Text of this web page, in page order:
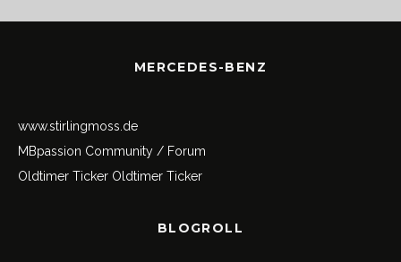
MERCEDES-BENZ
www.stirlingmoss.de
MBpassion Community / Forum
Oldtimer Ticker Oldtimer Ticker
BLOGROLL